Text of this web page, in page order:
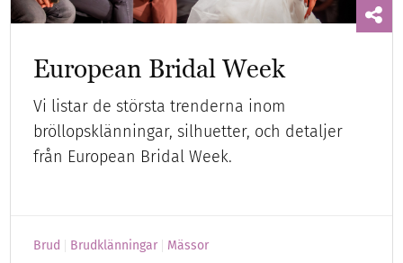
European Bridal Week
Vi listar de största trenderna inom
bröllopsklänningar, silhuetter, och detaljer
från European Bridal Week.
Brud Brudklänningar Mässor